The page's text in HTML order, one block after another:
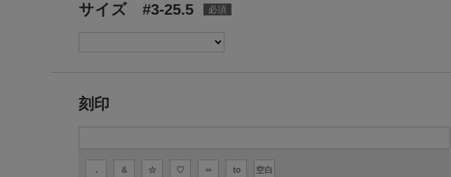
サイズ #3-25.5
刻印
. & ☆ ♡ ∞ to 空白